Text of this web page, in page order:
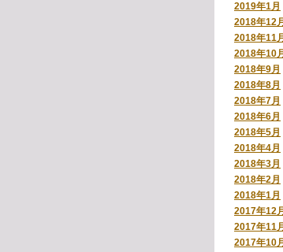
2019年1月
2018年12
2018年11
2018年10
2018年9月
2018年8月
2018年7月
2018年6月
2018年5月
2018年4月
2018年3月
2018年2月
2018年1月
2017年12
2017年11
2017年10